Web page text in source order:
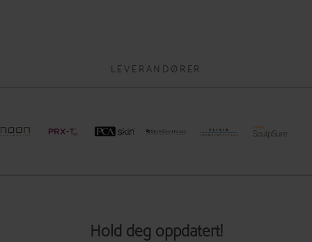
LEVERANDØRER
Hold deg oppdatert!